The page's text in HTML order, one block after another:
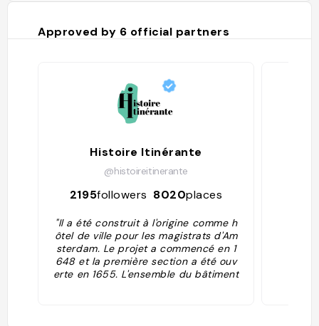
Approved by 6 official partners
Histoire Itinérante
@histoireitinerante
2195followers 8020places
"Il a été construit à l'origine comme h
ôtel de ville pour les magistrats d'Am
sterdam. Le projet a commencé en 1
648 et la première section a été ouv
erte en 1655. L'ensemble du bâtiment